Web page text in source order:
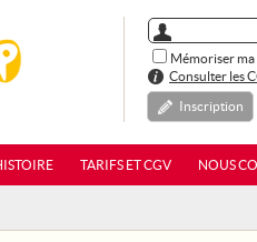
Mémoriser
Consulter les
Inscription
TARIFS ET CGV NOUS